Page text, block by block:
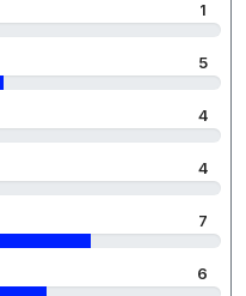
1
5
4
4
7
6